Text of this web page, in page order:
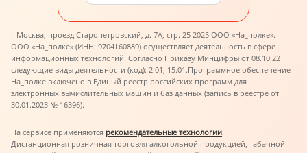
г Москва, проезд Старопетровский, д. 7А, стр. 25 2025 ООО «На_полке».
ООО «На_полке» (ИНН: 9704160889) осуществляет деятельность в сфере
информационных технологий. Согласно Приказу Минцифры от 08.10.22
следующие виды деятельности (код): 2.01, 15.01.Программное обеспечение
На_полке включено в Единый реестр российских программ для
электронных вычислительных машин и баз данных (запись в реестре от
30.01.2023 № 16396).
На сервисе применяются рекомендательные технологии.
Дистанционная розничная торговля алкогольной продукцией, табачной